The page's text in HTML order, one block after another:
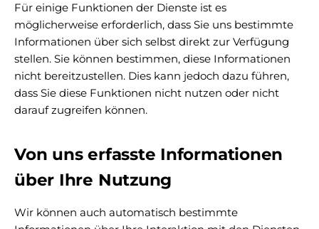
Für einige Funktionen der Dienste ist es
möglicherweise erforderlich, dass Sie uns bestimmte
Informationen über sich selbst direkt zur Verfügung
stellen. Sie können bestimmen, diese Informationen
nicht bereitzustellen. Dies kann jedoch dazu führen,
dass Sie diese Funktionen nicht nutzen oder nicht
darauf zugreifen können.
Von uns erfasste Informationen
über Ihre Nutzung
Wir können auch automatisch bestimmte